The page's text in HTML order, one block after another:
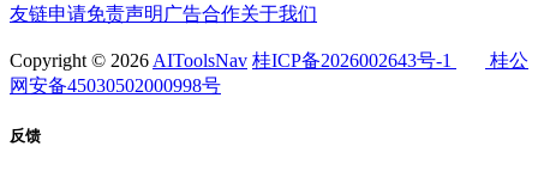
友链申请免责声明 广告合作关于我们
Copyright © 2026 AIToolsNav 桂ICP备2026002643号-1
桂公
网安备45030502000998号
反馈